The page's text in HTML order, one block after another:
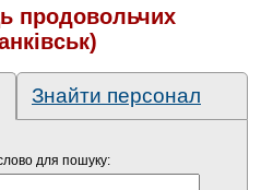
продовольчих
Знайти персонал
для пошуку: